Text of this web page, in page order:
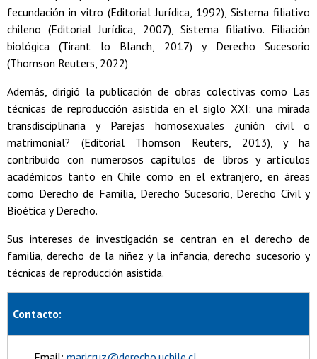
fecundación in vitro (Editorial Jurídica, 1992), Sistema filiativo
chileno (Editorial Jurídica, 2007), Sistema filiativo. Filiación
biológica (Tirant lo Blanch, 2017) y Derecho Sucesorio
(Thomson Reuters, 2022)
Además, dirigió la publicación de obras colectivas como Las
técnicas de reproducción asistida en el siglo XXI: una mirada
transdisciplinaria y Parejas homosexuales ¿unión civil o
matrimonial? (Editorial Thomson Reuters, 2013), y ha
contribuido con numerosos capítulos de libros y artículos
académicos tanto en Chile como en el extranjero, en áreas
como Derecho de Familia, Derecho Sucesorio, Derecho Civil y
Bioética y Derecho.
Sus intereses de investigación se centran en el derecho de
familia, derecho de la niñez y la infancia, derecho sucesorio y
técnicas de reproducción asistida.
Contacto: